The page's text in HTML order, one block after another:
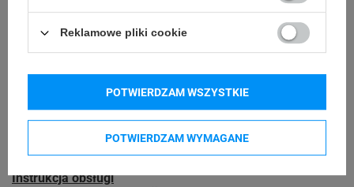
Warunki Środowiskowe
Temperatura pracy:-20 do 50°C
Stopień ochrony:IP54.
Do pobrania
Karta produktu
Instrukcja obsługi
Reklamowe pliki cookie
POTWIERDZAM WYMAGANE
POTWIERDZAM WSZYSTKIE